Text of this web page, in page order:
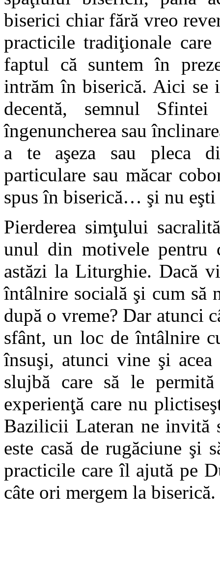
biserici chiar fără vreo
practicile tradiţionale care
faptul că suntem în
intrăm în biserică. Aici se
decentă, semnul
îngenuncherea sau
a te aşeza sau pleca
particulare sau măcar
spus în biserică… şi nu eşti
Pierderea simţului
unul din motivele pentru
astăzi la Liturghie. Dacă
întâlnire socială şi cum să
după o vreme? Dar atunci
sfânt, un loc de întâlnire
însuşi, atunci vine şi
slujbă care să le
experienţă care nu
Bazilicii Lateran ne invită
este casă de rugăciune
practicile care îl ajută pe
câte ori mergem la biserică.